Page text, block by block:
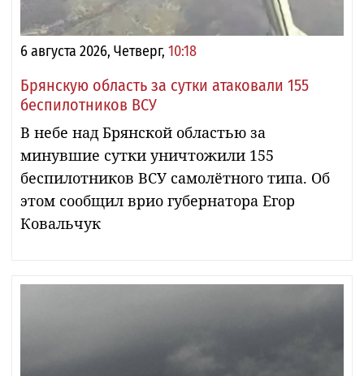
6 августа 2026, Четверг, 10:18
Брянскую область за сутки атаковали 155
беспилотников ВСУ
В небе над Брянской областью за
минувшие сутки уничтожили 155
беспилотников ВСУ самолётного типа. Об
этом сообщил врио губернатора Егор
Ковальчук